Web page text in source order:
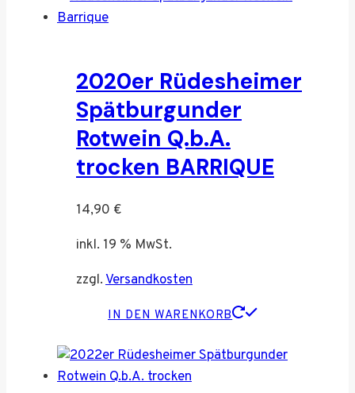
2020er Rüdesheimer
Spätburgunder
Rotwein Q.b.A.
trocken BARRIQUE
14,90 €
inkl. 19 % MwSt.
zzgl.Versandkosten
IN DEN WARENKORB